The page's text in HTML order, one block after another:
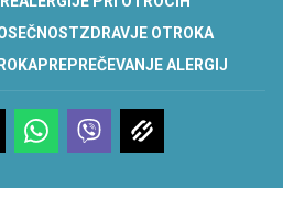
ZDRAVJE OTROKA
PREPREČEVANJE ALERGIJ